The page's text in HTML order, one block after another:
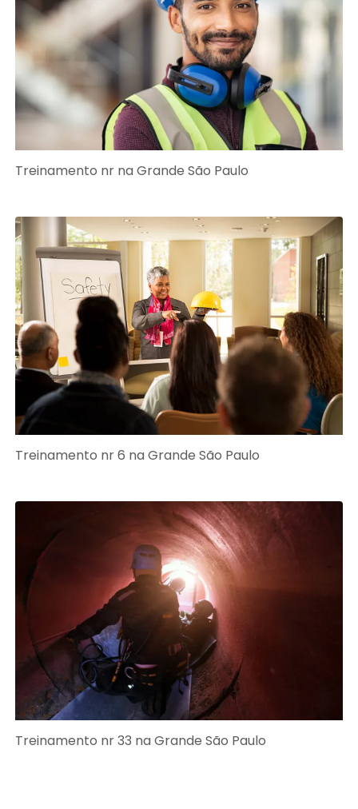
Treinamento nr na Grande São Paulo
Treinamento nr 6 na Grande São Paulo
Treinamento nr 33 na Grande São Paulo